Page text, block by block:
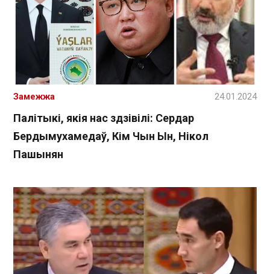
Палітыкі, якія нас здзівілі: Сердар
Бердымухамедаў, Кім Чын Ын, Нікол
Пашынян
Замежжа 24.01.2024